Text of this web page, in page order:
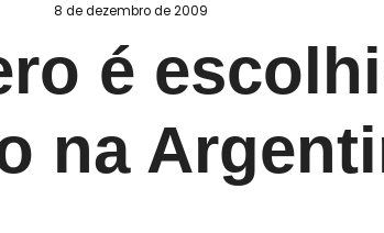
8 de dezembro de 2009
é
na